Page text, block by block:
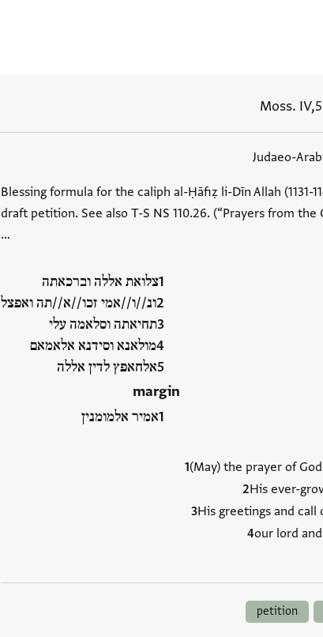
Moss.
Judaeo-
Blessing formula for the caliph al-Ḥāfiẓ li-Dīn Allah (1131-
draft petition. See also T-S NS 110.26. (“Prayers from the
…
צלואת אללה וברכאתה
ונ//ו//אמי זכו//א//תה ואפצל
תחיאתה וסלאמה עלי
מולאנא וסידנא אלאמאם
אלחאפץ לדין אללה
margin
אמיר אלמומנין
(May) the prayer of
His ever-
His greetings and call
our lord
petition